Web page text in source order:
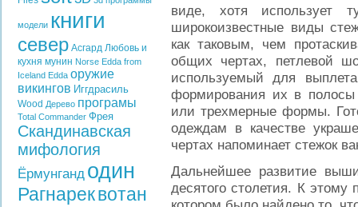
модели книги
север Асгард Любовь и
кухня мунин Norse Edda from
Iceland Edda оружие
викингов Иггдрасиль
Wood Дерево програмы
Total Commander Фрея
Скандинавская
мифология
Ёрмунганд один
Рагнареквотан
виде, хотя использует
широкоизвестные виды
как таковым, чем
общих чертах, петлевой
используемый для
формирования их в полосы
или трехмерные формы.
одеждам в качестве
чертах напоминает стежок
Дальнейшее развитие
десятого столетия. К этому